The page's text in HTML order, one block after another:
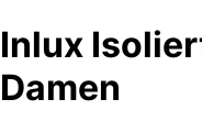
Inlux
Damen